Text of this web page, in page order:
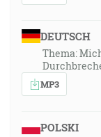
DEUTSCH
Thema:
MP3
POLSKI